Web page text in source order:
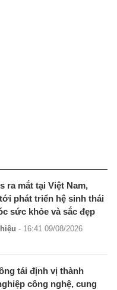
ra mắt tại Việt Nam,
phát triển hệ sinh thái
sức khỏe và sắc đẹp
- 16:41 09/08/2026
tái định vị thành
công nghệ, cung